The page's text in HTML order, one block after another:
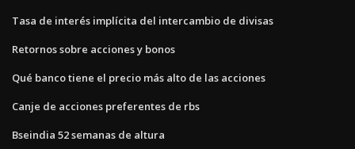
Tasa de interés implícita del intercambio de divisas
Retornos sobre acciones y bonos
Qué banco tiene el precio más alto de las acciones
Canje de acciones preferentes de rbs
Bseindia 52 semanas de altura